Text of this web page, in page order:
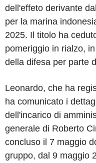
dell'effeto derivante
per la marina
2025. Il titolo ha
pomeriggio in rialzo,
della difesa per parte
Leonardo, che ha
ha comunicato i
dell'incarico di
generale di Roberto
concluso il 7 maggio
gruppo, dal 9 maggio